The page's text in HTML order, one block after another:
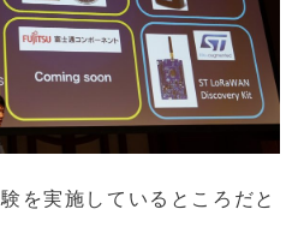
を実施しているところだと